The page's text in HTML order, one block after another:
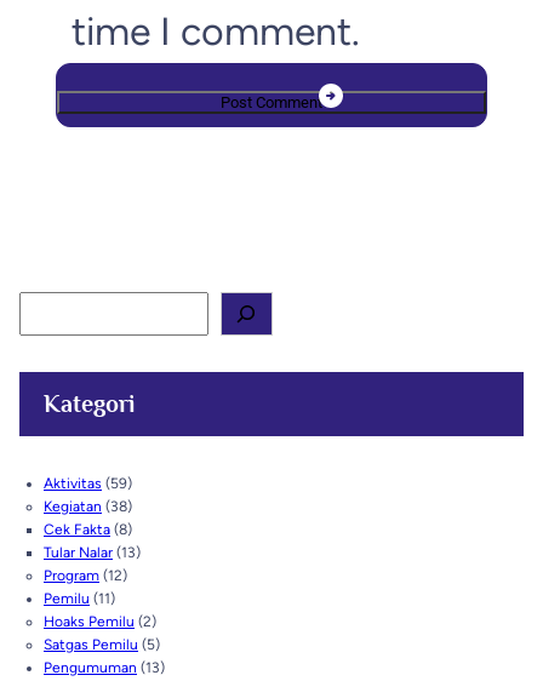
time I comment.
r
Kategori
Aktivitas (59)
Kegiatan (38)
Cek Fakta (8)
Tular Nalar (13)
Program (12)
Pemilu (11)
Hoaks Pemilu (2)
Satgas Pemilu (5)
Pengumuman (13)